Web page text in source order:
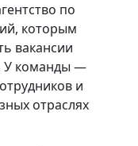
по
которым
вакансии
У команды —
и
отраслях